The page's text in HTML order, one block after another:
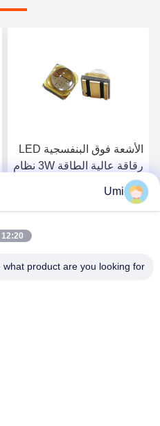
الأشعة فوق البنفسجية LED
رقاقة عالية الطاقة 3W نظام
علاج الأشعة فوق البنفسجية
مصابيح
احصل على افضل سعر
Umi
12:20 PM
product are you looking for?